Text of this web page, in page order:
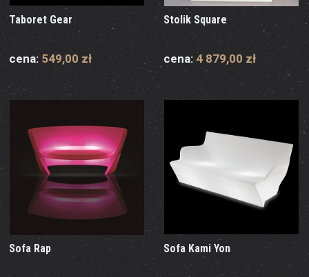
Taboret Gear
cena: 549,00 zł
Stolik Square
cena: 4 879,00 zł
Sofa Rap Sofa Kami Yon